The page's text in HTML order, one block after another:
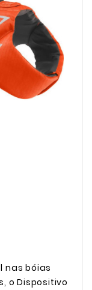
nas bóias
o Dispositivo